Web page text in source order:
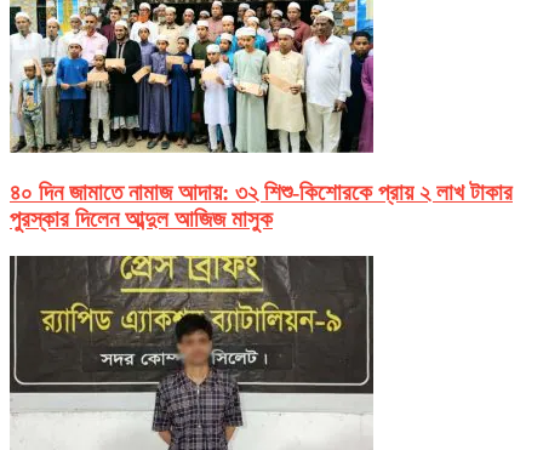
৪০ দিন জামাতে নামাজ আদায়: ৩২ শিশু-কিশোরকে প্রায় ২ লাখ টাকার
পুরস্কার দিলেন আব্দুল আজিজ মাসুক